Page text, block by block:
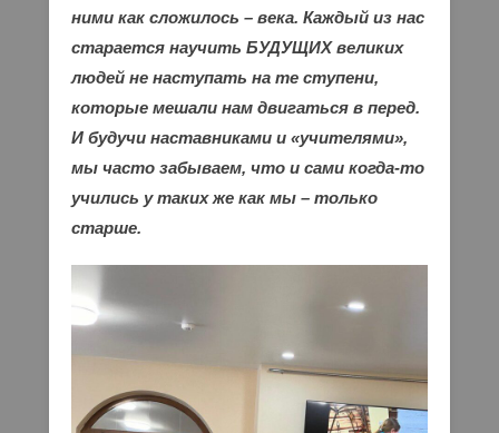
ними как сложилось – века. Каждый из нас
старается научить БУДУЩИХ великих
людей не наступать на те ступени,
которые мешали нам двигаться в перед.
И будучи наставниками и «учителями»,
мы часто забываем, что и сами когда-то
учились у таких же как мы – только
старше.